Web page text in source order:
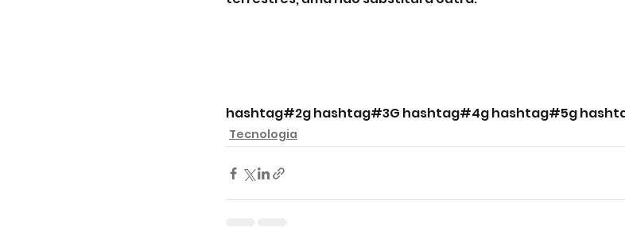
hashtag#2ghashtag#3G hashtag#4ghashtag#5g
Tecnologia